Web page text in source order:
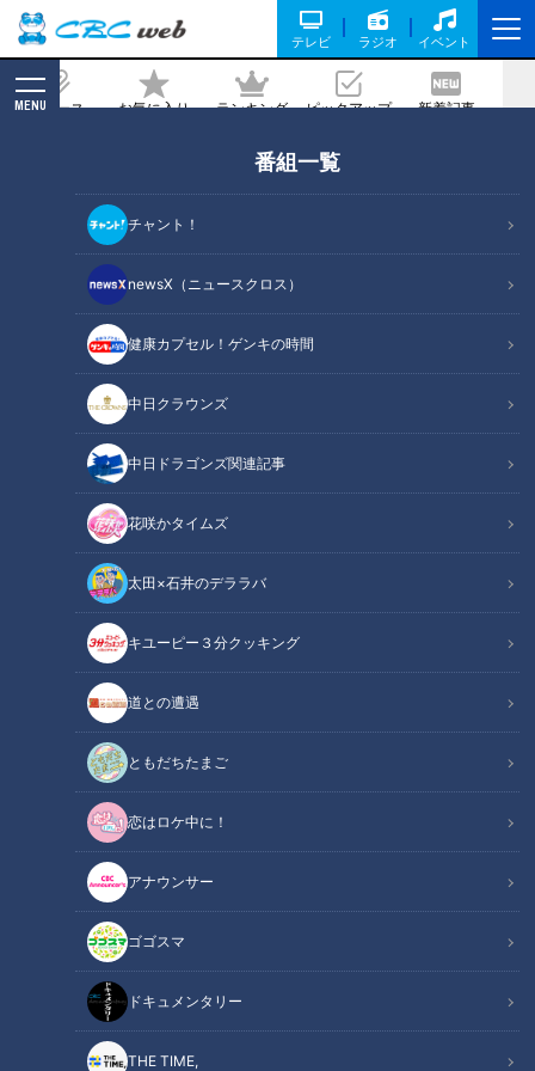
テレビ ラジオ イベント
ニュース お気に入り ランキング ピックアップ 新着記事
MENU
番組一覧
チャント！
newsX（ニュースクロス）
健康カプセル！ゲンキの時間
中日クラウンズ
中日ドラゴンズ関連記事
花咲かタイムズ
太田×石井のデララバ
キユーピー３分クッキング
道との遭遇
ともだちたまご
恋はロケ中に！
アナウンサー
ゴゴスマ
ドキュメンタリー
THE TIME,
イケメンで昭和の香りがプンプン匂う
男！新たな伝説が今、明かされる！
記事に戻る
CBCテレビ野球中継「燃えよドラゴンズ」(C)燃えドラch
この記事の画像（全9枚）